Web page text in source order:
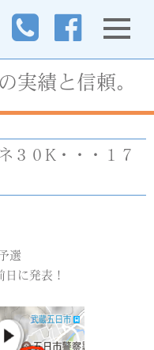
実績と信頼。
３０K・・・１７
選
日に発表！